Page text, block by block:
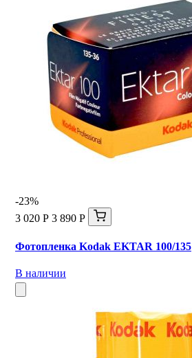
-23%
3 020 Р 3 890 Р
Фотопленка Kodak EKTAR 100/135
В наличии